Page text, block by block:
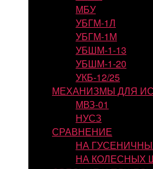
МБУ
УБГМ-1Л
УБГМ-1М
УБШМ-1-13
УБШМ-1-20
УКБ-12/25
МЕХАНИЗМЫ ДЛЯ
МВЗ-01
НУСЗ
СРАВНЕНИЕ
НА
НА КОЛЕСНЫХ